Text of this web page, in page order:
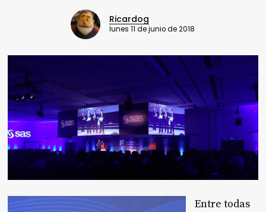
Ricardog
lunes 11 de junio de 2018
Entre todas